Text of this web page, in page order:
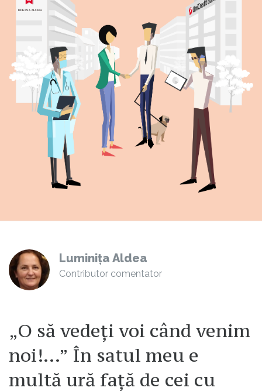
Luminița Aldea
Contributor comentator
„O să vedeți voi când venim
noi!…” În satul meu e
multă ură față de cei cu